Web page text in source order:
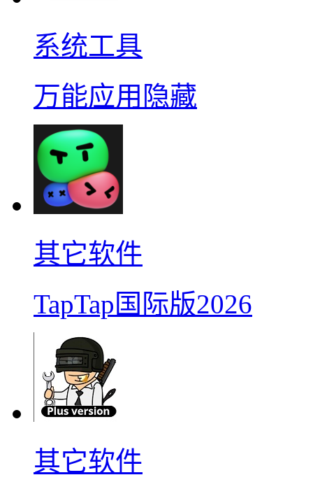
系统工具
万能应用隐藏
其它软件
TapTap国际版2026
其它软件